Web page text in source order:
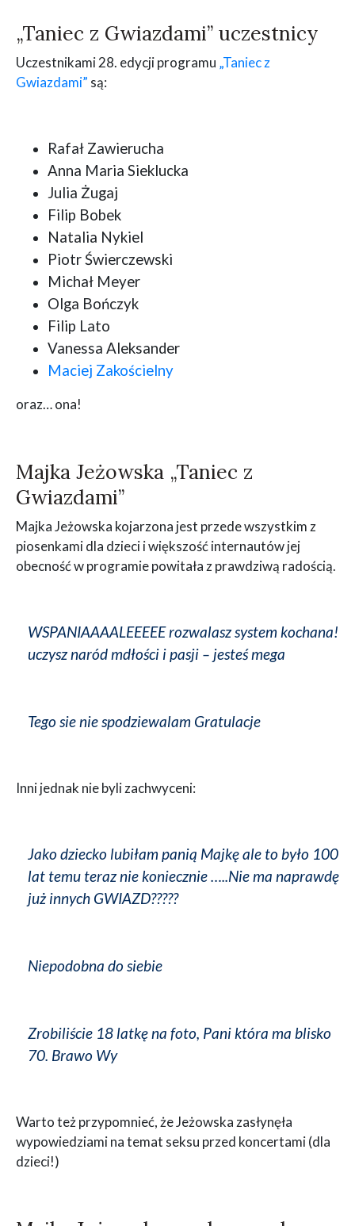
„Taniec z Gwiazdami” uczestnicy
Uczestnikami 28. edycji programu „Taniec z
Gwiazdami” są:
Rafał Zawierucha
Anna Maria Sieklucka
Julia Żugaj
Filip Bobek
Natalia Nykiel
Piotr Świerczewski
Michał Meyer
Olga Bończyk
Filip Lato
Vanessa Aleksander
Maciej Zakościelny
oraz… ona!
Majka Jeżowska „Taniec z
Gwiazdami”
Majka Jeżowska kojarzona jest przede wszystkim z
piosenkami dla dzieci i większość internautów jej
obecność w programie powitała z prawdziwą radością.
WSPANIAAAALEEEEE rozwalasz system kochana!
uczysz naród mdłości i pasji – jesteś mega
Tego sie nie spodziewalam Gratulacje
Inni jednak nie byli zachwyceni:
Jako dziecko lubiłam panią Majkę ale to było 100
lat temu teraz nie koniecznie …..Nie ma naprawdę
już innych GWIAZD?????
Niepodobna do siebie
Zrobiliście 18 latkę na foto, Pani która ma blisko
70. Brawo Wy
Warto też przypomnieć, że Jeżowska zasłynęła
wypowiedziami na temat seksu przed koncertami (dla
dzieci!)